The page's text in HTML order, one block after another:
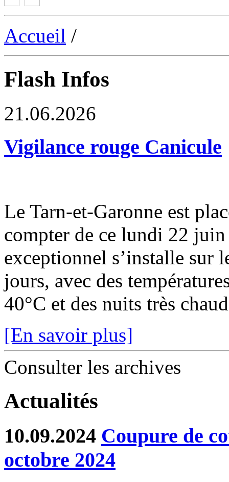
Accueil /
Flash Infos
21.06.2026
Vigilance rouge Canicule
Le Tarn-et-Garonne est
compter de ce lundi 22
exceptionnel s’installe sur
jours, avec des
40°C et des nuits très
[En savoir plus]
Consulter les archives
Actualités
10.09.2024 Coupure de
octobre 2024